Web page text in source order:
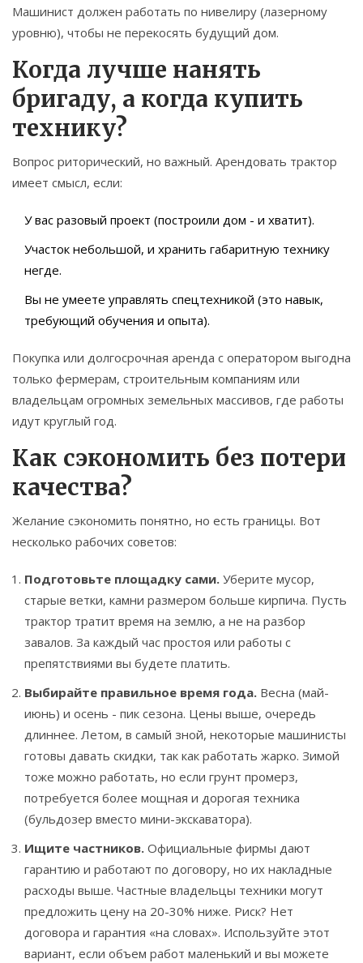
Машинист должен работать по нивелиру (лазерному
уровню), чтобы не перекосять будущий дом.
Когда лучше нанять
бригаду, а когда купить
технику?
Вопрос риторический, но важный. Арендовать трактор
имеет смысл, если:
У вас разовый проект (построили дом - и хватит).
Участок небольшой, и хранить габаритную технику
негде.
Вы не умеете управлять спецтехникой (это навык,
требующий обучения и опыта).
Покупка или долгосрочная аренда с оператором выгодна
только фермерам, строительным компаниям или
владельцам огромных земельных массивов, где работы
идут круглый год.
Как сэкономить без потери
качества?
Желание сэкономить понятно, но есть границы. Вот
несколько рабочих советов:
Подготовьте площадку сами. Уберите мусор,
старые ветки, камни размером больше кирпича. Пусть
трактор тратит время на землю, а не на разбор
завалов. За каждый час простоя или работы с
препятствиями вы будете платить.
Выбирайте правильное время года. Весна (май-
июнь) и осень - пик сезона. Цены выше, очередь
длиннее. Летом, в самый зной, некоторые машинисты
готовы давать скидки, так как работать жарко. Зимой
тоже можно работать, но если грунт промерз,
потребуется более мощная и дорогая техника
(бульдозер вместо мини-экскаватора).
Ищите частников. Официальные фирмы дают
гарантию и работают по договору, но их накладные
расходы выше. Частные владельцы техники могут
предложить цену на 20-30% ниже. Риск? Нет
договора и гарантия «на словах». Используйте этот
вариант, если объем работ маленький и вы можете